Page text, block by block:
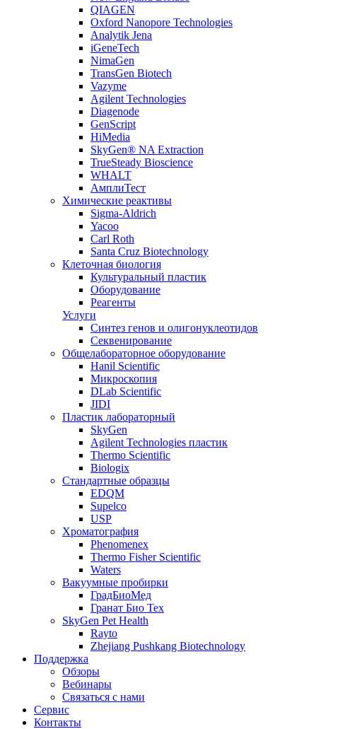
QIAGEN
Oxford Nanopore Technologies
Analytik Jena
iGeneTech
NimaGen
TransGen Biotech
Vazyme
Agilent Technologies
Diagenode
GenScript
HiMedia
SkyGen® NA Extraction
TrueSteady Bioscience
WHALT
АмплиТест
Химические реактивы
Sigma-Aldrich
Yacoo
Carl Roth
Santa Cruz Biotechnology
Клеточная биология
Культуральный пластик
Оборудование
Реагенты
Услуги
Синтез генов и олигонуклеотидов
Секвенирование
Общелабораторное оборудование
Hanil Scientific
Микроскопия
DLab Scientific
JIDI
Пластик лабораторный
SkyGen
Agilent Technologies пластик
Thermo Scientific
Biologix
Стандартные образцы
EDQM
Supelco
USP
Хроматография
Phenomenex
Thermo Fisher Scientific
Waters
Вакуумные пробирки
ГрадБиоМед
Гранат Био Тех
SkyGen Pet Health
Rayto
Zhejiang Pushkang Biotechnology
Поддержка
Обзоры
Вебинары
Связаться с нами
Сервис
Контакты